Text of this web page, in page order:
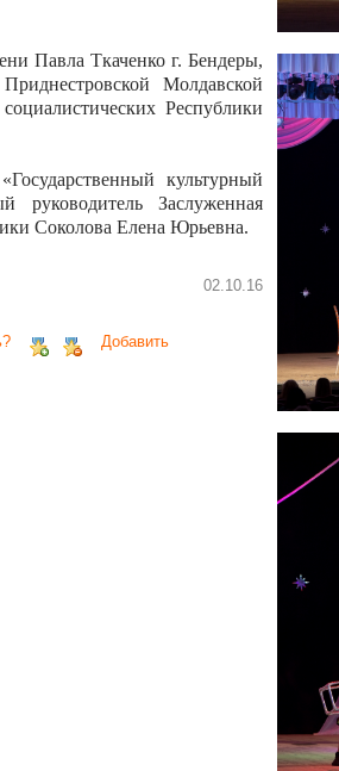
Павла Ткаченко г. Бендеры,
Молдавской
Республики
культурный
руководитель Заслуженная
Соколова Елена Юрьевна.
02.10.16
Добавить